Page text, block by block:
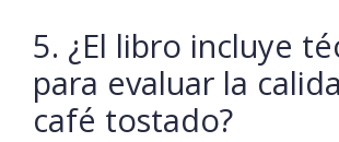
5. ¿El libro incluye
para evaluar la
café tostado?